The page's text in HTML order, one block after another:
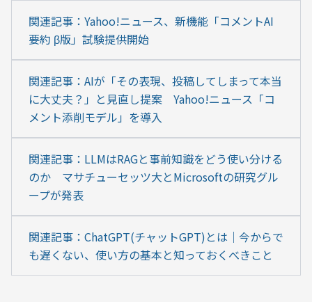
関連記事：Yahoo!ニュース、新機能「コメントAI
要約 β版」試験提供開始
関連記事：AIが「その表現、投稿してしまって本当
に大丈夫？」と見直し提案　Yahoo!ニュース「コ
メント添削モデル」を導入
関連記事：LLMはRAGと事前知識をどう使い分ける
のか　マサチューセッツ大とMicrosoftの研究グル
ープが発表
関連記事：ChatGPT(チャットGPT)とは｜今からで
も遅くない、使い方の基本と知っておくべきこと